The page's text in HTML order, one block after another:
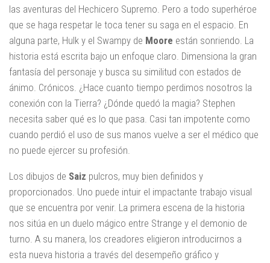
las aventuras del Hechicero Supremo. Pero a todo superhéroe
que se haga respetar le toca tener su saga en el espacio. En
alguna parte, Hulk y el Swampy de Moore están sonriendo. La
historia está escrita bajo un enfoque claro. Dimensiona la gran
fantasía del personaje y busca su similitud con estados de
ánimo. Crónicos. ¿Hace cuanto tiempo perdimos nosotros la
conexión con la Tierra? ¿Dónde quedó la magia? Stephen
necesita saber qué es lo que pasa. Casi tan impotente como
cuando perdió el uso de sus manos vuelve a ser el médico que
no puede ejercer su profesión.
Los dibujos de Saiz pulcros, muy bien definidos y
proporcionados. Uno puede intuir el impactante trabajo visual
que se encuentra por venir. La primera escena de la historia
nos sitúa en un duelo mágico entre Strange y el demonio de
turno. A su manera, los creadores eligieron introducirnos a
esta nueva historia a través del desempeño gráfico y